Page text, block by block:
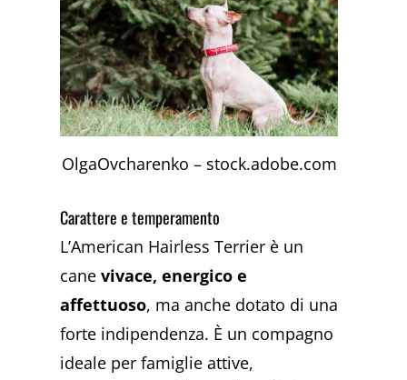
OlgaOvcharenko – stock.adobe.com
Carattere e temperamento
L’American Hairless Terrier è un
canevivace, energico e
affettuoso, ma anche dotato di una
forte indipendenza. È un compagno
ideale per famiglie attive,